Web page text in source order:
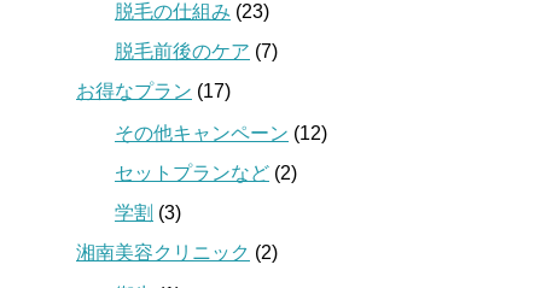
脱毛の仕組み (23)
脱毛前後のケア (7)
お得なプラン (17)
その他キャンペーン (12)
セットプランなど (2)
学割 (3)
湘南美容クリニック (2)